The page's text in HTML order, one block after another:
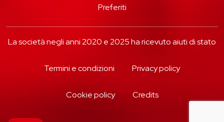
Preferiti
La società negli anni 2020 e 2025 ha ricevuto aiuti di stato
Termini e condizioni Privacy policy
Cookie policy Credits